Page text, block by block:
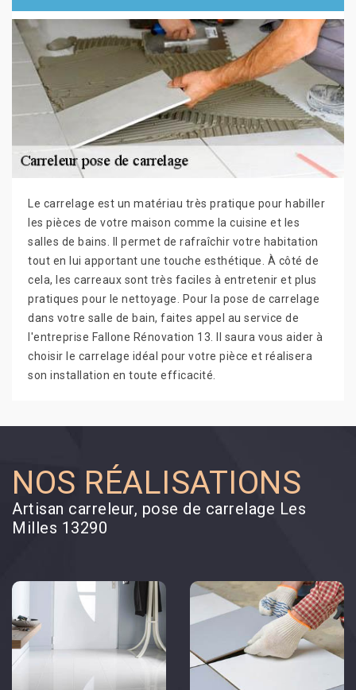
Le carrelage est un matériau très pratique pour habiller
les pièces de votre maison comme la cuisine et les
salles de bains. Il permet de rafraîchir votre habitation
tout en lui apportant une touche esthétique. À côté de
cela, les carreaux sont très faciles à entretenir et plus
pratiques pour le nettoyage. Pour la pose de carrelage
dans votre salle de bain, faites appel au service de
l'entreprise Fallone Rénovation 13. Il saura vous aider à
choisir le carrelage idéal pour votre pièce et réalisera
son installation en toute efficacité.
NOS RÉALISATIONS
Artisan carreleur, pose de carrelage Les
Milles 13290